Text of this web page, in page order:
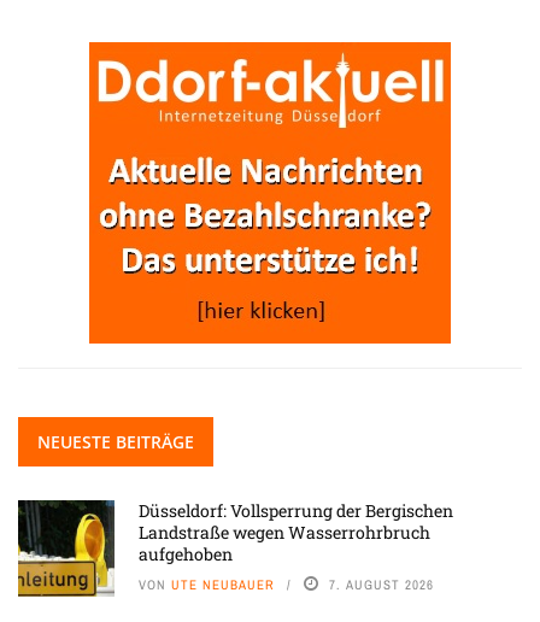
NEUESTE BEITRÄGE
Düsseldorf: Vollsperrung der Bergischen
Landstraße wegen Wasserrohrbruch
aufgehoben
VON UTE NEUBAUER 7. AUGUST 2026